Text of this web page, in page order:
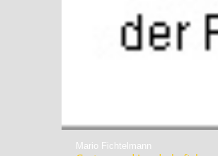
Mario Fichtelmann